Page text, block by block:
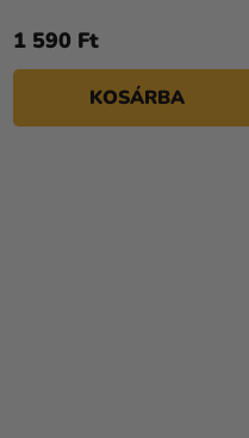
1 590 Ft
KOSÁRBA